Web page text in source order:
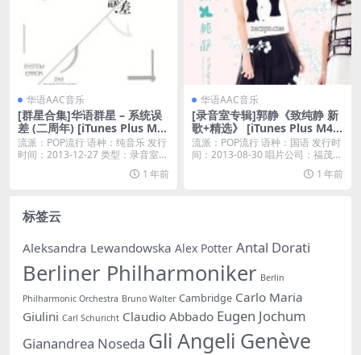
华语AAC音乐
[群星合集]华语群星 – 系统误
差 (二周年) [iTunes Plus M4
A]
流派：POP流行 语种：纯音乐 发行
时间：2013-12-27 类型：录音室专
1 年前
华语AAC音乐
[录音室专辑]郭静《致纯静 新
歌+精选》 [iTunes Plus M4
A]
流派：POP流行 语种：国语 发行时
间：2013-08-30 唱片公司：福茂唱
1 年前
标签云
Aleksandra Lewandowska Alex Potter Antal Dorati
Berliner Philharmoniker Berlin
Philharmonic Orchestra Bruno Walter Cambridge Carlo Maria
Giulini Carl Schuricht Claudio Abbado Eugen Jochum
Gianandrea Noseda Gli Angeli Genève